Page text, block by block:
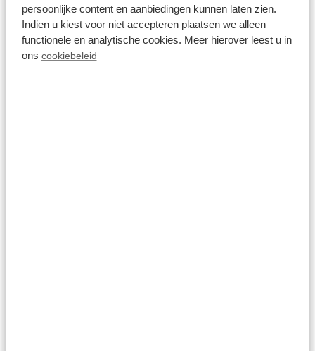
persoonlijke content en aanbiedingen kunnen laten zien.
Indien u kiest voor niet accepteren plaatsen we alleen
functionele en analytische cookies. Meer hierover leest u in
ons cookiebeleid
Innen- und Außenpool
Bowlingbahnen
Restaurant